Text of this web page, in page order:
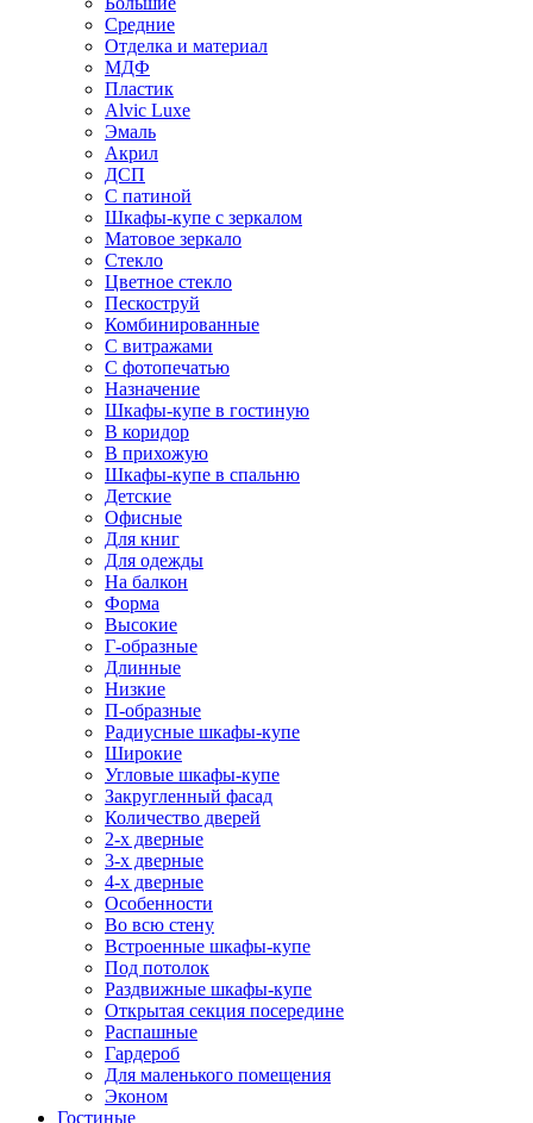
Средние
Отделка и материал
МДФ
Пластик
Alvic Luxe
Эмаль
Акрил
ДСП
С патиной
Шкафы-купе с зеркалом
Матовое зеркало
Стекло
Цветное стекло
Пескоструй
Комбинированные
С витражами
С фотопечатью
Назначение
Шкафы-купе в гостиную
В коридор
В прихожую
Шкафы-купе в спальню
Детские
Офисные
Для книг
Для одежды
На балкон
Форма
Высокие
Г-образные
Длинные
Низкие
П-образные
Радиусные шкафы-купе
Широкие
Угловые шкафы-купе
Закругленный фасад
Количество дверей
2-х дверные
3-х дверные
4-х дверные
Особенности
Во всю стену
Встроенные шкафы-купе
Под потолок
Раздвижные шкафы-купе
Открытая секция посередине
Распашные
Гардероб
Для маленького помещения
Эконом
Гостиные